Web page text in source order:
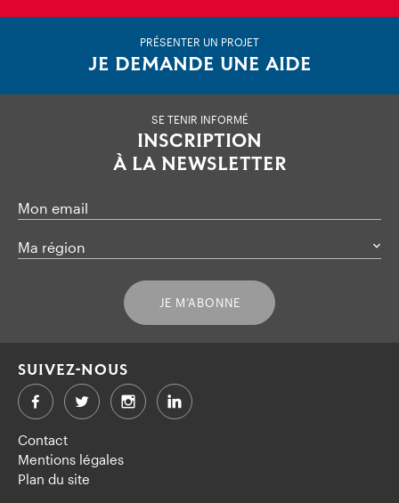
PRÉSENTER UN PROJET
JE DEMANDE UNE AIDE
SE TENIR INFORMÉ
INSCRIPTION
À LA NEWSLETTER
Mon email
Ma région
JE M’ABONNE
Contact
Mentions légales
Plan du site
SUIVEZ-NOUS
FacebookTwitter LinkedIn